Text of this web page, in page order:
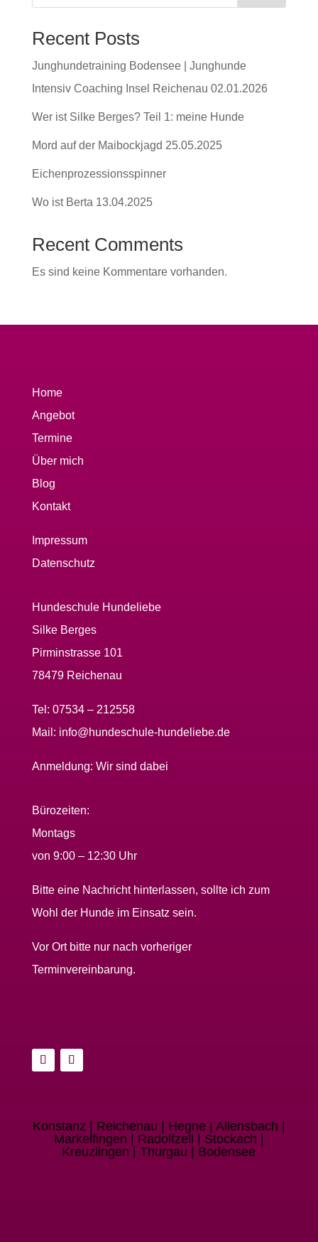
Recent Posts
Junghundetraining Bodensee | Junghunde
Intensiv Coaching Insel Reichenau 02.01.2026
Wer ist Silke Berges? Teil 1: meine Hunde
Mord auf der Maibockjagd 25.05.2025
Eichenprozessionsspinner
Wo ist Berta 13.04.2025
Recent Comments
Es sind keine Kommentare vorhanden.
Home
Angebot
Termine
Über mich
Blog
Kontakt
Impressum
Datenschutz
Hundeschule Hundeliebe
Silke Berges
Pirminstrasse 101
78479 Reichenau
Tel: 07534 – 212558
Mail: info@hundeschule-hundeliebe.de
Anmeldung: Wir sind dabei
Bürozeiten:
Montags
von 9:00 – 12:30 Uhr
Bitte eine Nachricht hinterlassen, sollte ich zum
Wohl der Hunde im Einsatz sein.
Vor Ort bitte nur nach vorheriger
Terminvereinbarung.
Konstanz | Reichenau | Hegne | Allensbach |
Markelfingen | Radolfzell | Stockach |
Kreuzlingen | Thurgau | Bodensee